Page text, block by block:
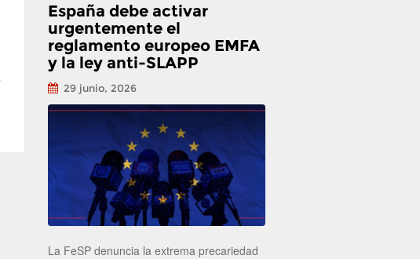
España debe activar
urgentemente el
reglamento europeo EMFA
y la ley anti-SLAPP
29 junio, 2026
La FeSP denuncia la extrema precariedad